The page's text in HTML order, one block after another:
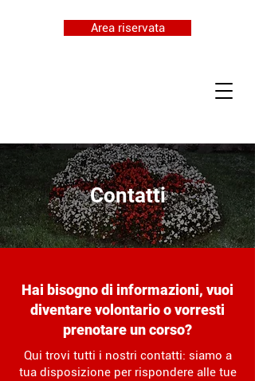
Area riservata
Contatti
Hai bisogno di informazioni, vuoi
diventare volontario o vorresti
prenotare un corso?
Qui trovi tutti i nostri contatti: siamo a
tua disposizione per rispondere alle tue